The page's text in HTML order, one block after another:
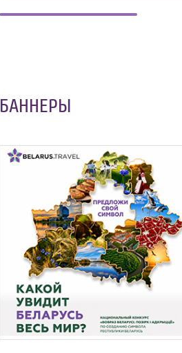
БАННЕРЫ